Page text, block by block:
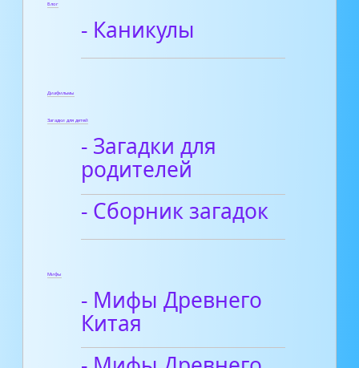
Блог
- Каникулы
Диафильмы
Загадки для детей
- Загадки для
родителей
- Сборник загадок
Мифы
- Мифы Древнего
Китая